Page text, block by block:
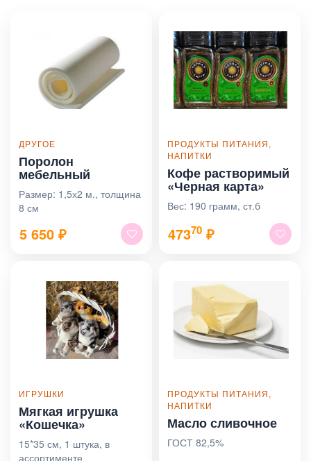
ДРУГОЕ
Поролон
мебельный
Размер: 1,5х2 м., толщина
8 см
5 650 ₽
ПРОДУКТЫ ПИТАНИЯ,
НАПИТКИ
Кофе растворимый
«Черная карта»
Вес: 190 грамм, ст.б
47370 ₽
ИГРУШКИ
Мягкая игрушка
«Кошечка»
15*35 см, 1 штука, в
ассортименте
ПРОДУКТЫ ПИТАНИЯ,
НАПИТКИ
Масло сливочное
ГОСТ 82,5%